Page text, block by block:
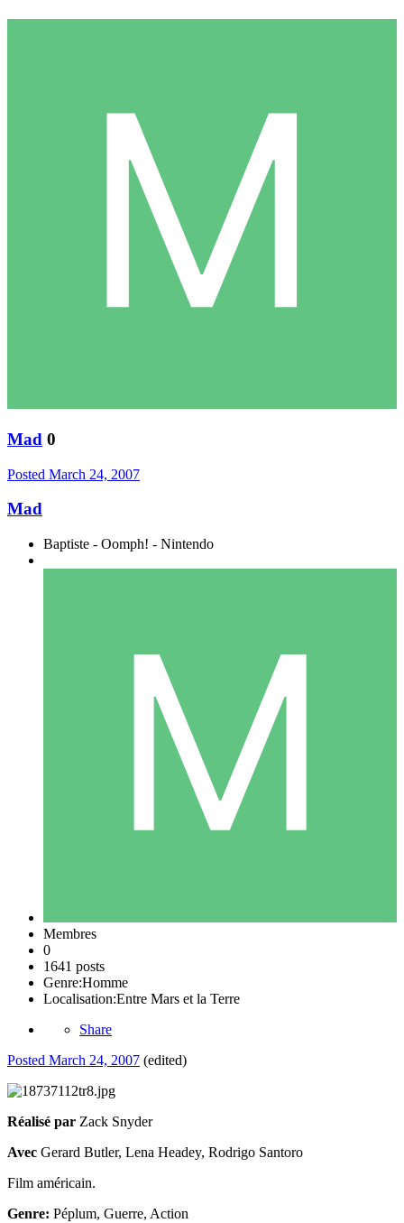
Mad 0
Posted March 24, 2007
Mad
Baptiste - Oomph! - Nintendo
Membres
0
1641 posts
Genre:Homme
Localisation:Entre Mars et la Terre
Share
Posted March 24, 2007 (edited)
Réalisé par Zack Snyder
Avec Gerard Butler, Lena Headey, Rodrigo Santoro
Film américain.
Genre: Péplum, Guerre, Action